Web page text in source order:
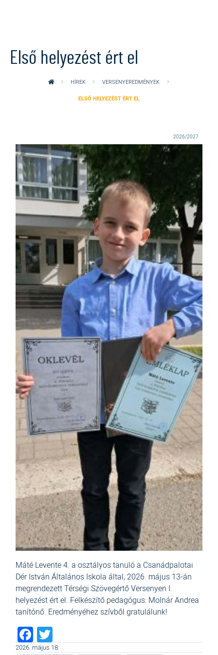
Első helyezést ért el
HÍREK VERSENYEREDMÉNYEK
ELSŐ HELYEZÉST ÉRT EL
2026/2027
Máté Levente 4. a osztályos tanuló a Csanádpalotai
Dér István Általános Iskola által, 2026. május 13-án
megrendezett Térségi Szövegértő Versenyen I.
helyezést ért el. Felkészítő pedagógus: Molnár Andrea
tanítónő. Eredményéhez szívből gratulálunk!
Facebook
2026. május 18.